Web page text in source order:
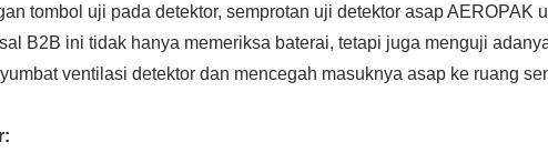
tombol uji pada detektor, semprotan uji detektor asap
B2B ini tidak hanya memeriksa baterai, tetapi juga menguji
ventilasi detektor dan mencegah masuknya asap ke ruang